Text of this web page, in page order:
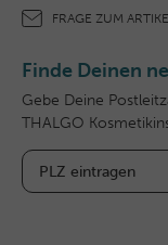
FRAGE ZUM
Finde Deinen
Gebe Deine
THALGO